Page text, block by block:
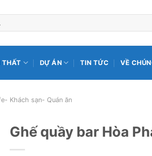
THẤT DỰ ÁN TIN TỨC VỀ
Khách sạn- Quán ăn
Ghế quầy bar Hòa